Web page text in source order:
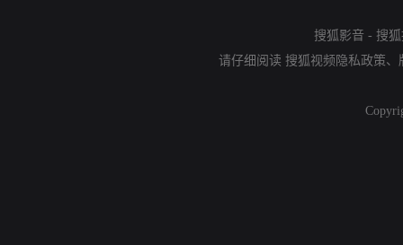
搜狐影音 - 搜
请仔细阅读 搜狐视频隐私政策、